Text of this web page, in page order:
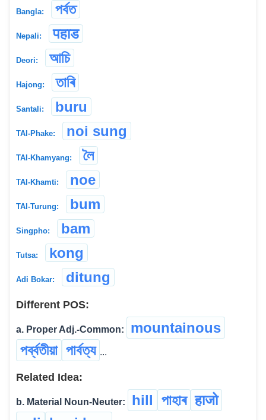
Bangla: পৰ্বত
Nepali: पहाड
Deori: আচি
Hajong: তাৰি
Santali: buru
TAI-Phake: noi sung
TAI-Khamyang: লৈ
TAI-Khamti: noe
TAI-Turung: bum
Singpho: bam
Tutsa: kong
Adi Bokar: ditung
Different POS:
a. Proper Adj.-Common:
mountainous
পৰ্ব্বতীয়া পার্বত্য ...
Related Idea:
b. Material Noun-Neuter: hill পাহাৰ हाजो